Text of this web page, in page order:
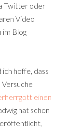
Twitter oder
Video
im Blog
hoffe, dass
einen
hat schon